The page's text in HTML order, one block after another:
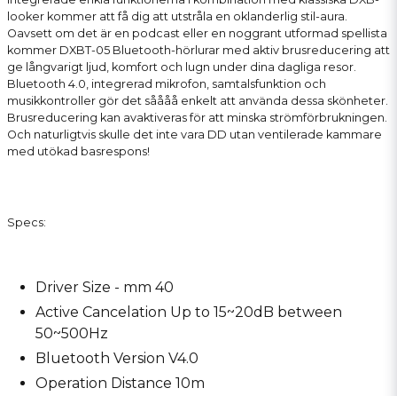
looker kommer att få dig att utstråla en oklanderlig stil-aura.
Oavsett om det är en podcast eller en noggrant utformad spellista
kommer DXBT-05 Bluetooth-hörlurar med aktiv brusreducering att
ge långvarigt ljud, komfort och lugn under dina dagliga resor.
Bluetooth 4.0, integrerad mikrofon, samtalsfunktion och
musikkontroller gör det såååå enkelt att använda dessa skönheter.
Brusreducering kan avaktiveras för att minska strömförbrukningen.
Och naturligtvis skulle det inte vara DD utan ventilerade kammare
med utökad basrespons!
Specs:
Driver Size - mm 40
Active Cancelation Up to 15~20dB between
50~500Hz
Bluetooth Version V4.0
Operation Distance 10m